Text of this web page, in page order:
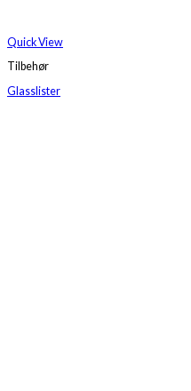
Quick View
Tilbehør
Glasslister